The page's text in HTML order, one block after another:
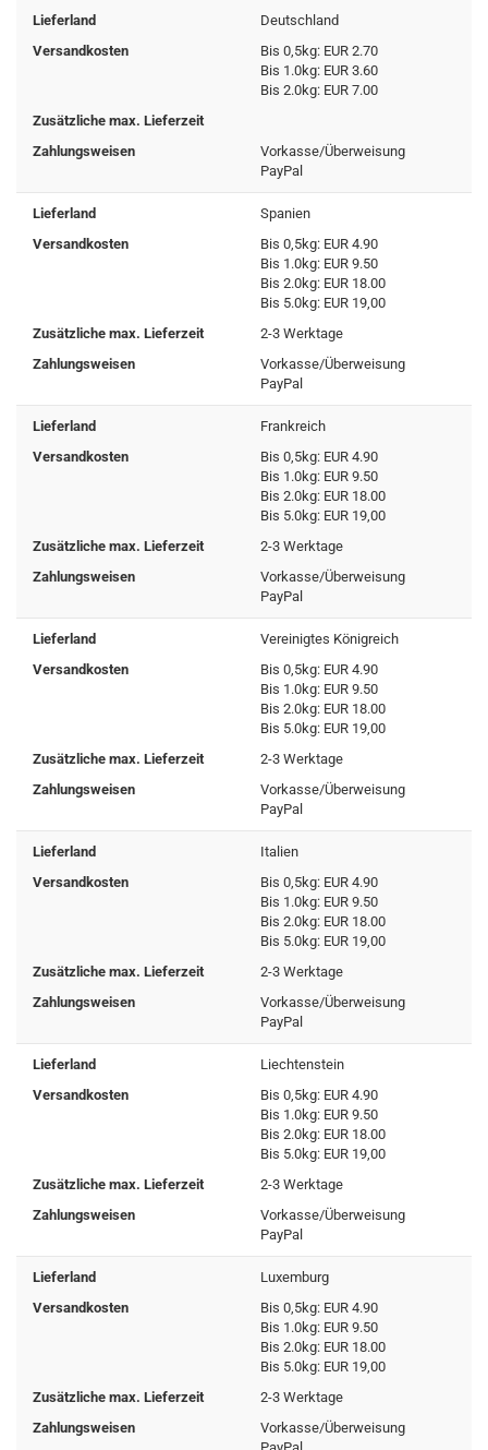
Lieferland
Deutschland
Versandkosten
Bis 0,5kg: EUR 2.70
Bis 1.0kg: EUR 3.60
Bis 2.0kg: EUR 7.00
Zusätzliche max. Lieferzeit
Zahlungsweisen
Vorkasse/Überweisung
PayPal
Lieferland
Spanien
Versandkosten
Bis 0,5kg: EUR 4.90
Bis 1.0kg: EUR 9.50
Bis 2.0kg: EUR 18.00
Bis 5.0kg: EUR 19,00
Zusätzliche max. Lieferzeit
2-3 Werktage
Zahlungsweisen
Vorkasse/Überweisung
PayPal
Lieferland
Frankreich
Versandkosten
Bis 0,5kg: EUR 4.90
Bis 1.0kg: EUR 9.50
Bis 2.0kg: EUR 18.00
Bis 5.0kg: EUR 19,00
Zusätzliche max. Lieferzeit
2-3 Werktage
Zahlungsweisen
Vorkasse/Überweisung
PayPal
Lieferland
Vereinigtes Königreich
Versandkosten
Bis 0,5kg: EUR 4.90
Bis 1.0kg: EUR 9.50
Bis 2.0kg: EUR 18.00
Bis 5.0kg: EUR 19,00
Zusätzliche max. Lieferzeit
2-3 Werktage
Zahlungsweisen
Vorkasse/Überweisung
PayPal
Lieferland
Italien
Versandkosten
Bis 0,5kg: EUR 4.90
Bis 1.0kg: EUR 9.50
Bis 2.0kg: EUR 18.00
Bis 5.0kg: EUR 19,00
Zusätzliche max. Lieferzeit
2-3 Werktage
Zahlungsweisen
Vorkasse/Überweisung
PayPal
Lieferland
Liechtenstein
Versandkosten
Bis 0,5kg: EUR 4.90
Bis 1.0kg: EUR 9.50
Bis 2.0kg: EUR 18.00
Bis 5.0kg: EUR 19,00
Zusätzliche max. Lieferzeit
2-3 Werktage
Zahlungsweisen
Vorkasse/Überweisung
PayPal
Lieferland
Luxemburg
Versandkosten
Bis 0,5kg: EUR 4.90
Bis 1.0kg: EUR 9.50
Bis 2.0kg: EUR 18.00
Bis 5.0kg: EUR 19,00
Zusätzliche max. Lieferzeit
2-3 Werktage
Zahlungsweisen
Vorkasse/Überweisung